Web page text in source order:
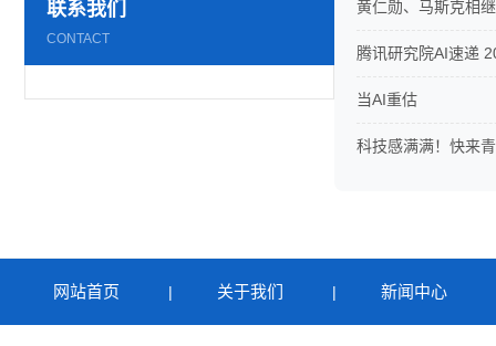
联系我们
CONTACT
黄仁勋、马斯克相
腾讯研究院AI速递
当AI重估
科技感满满！快来
网站首页 | 关于我们 | 新闻中心